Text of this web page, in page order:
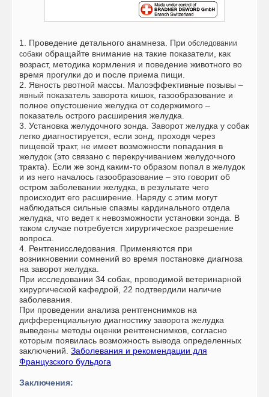
1. Проведение детального анамнеза. При обследовании
собаки обращайте внимание на такие показатели, как
возраст, методика кормления и поведение животного во
время прогулки до и после приема пищи.
2. Явность рвотной массы. Малоэффективные позывы –
явный показатель заворота кишок, газообразование и
полное опустошение желудка от содержимого –
показатель острого расширения желудка.
3. Установка желудочного зонда. Заворот желудка у собак
легко диагностируется, если зонд, проходя через
пищевой тракт, не имеет возможности попадания в
желудок (это связано с перекручиванием желудочного
тракта). Если же зонд каким-то образом попал в желудок
и из него началось газообразование – это говорит об
остром заболевании желудка, в результате чего
происходит его расширение. Наряду с этим могут
наблюдаться сильные спазмы кардинального отдела
желудка, что ведет к невозможности установки зонда. В
таком случае потребуется хирургическое разрешение
вопроса.
4. Рентгенисследования. Применяются при
возникновении сомнений во время постановке диагноза
на заворот желудка.
При исследовании 34 собак, проводимой ветеринарной
хирургической кафедрой, 22 подтвердили наличие
заболевания.
При проведении анализа рентгенснимков на
дифференциальную диагностику заворота желудка
выведены методы оценки рентгенснимков, согласно
которым появилась возможность вывода определенных
заключений. Заболевания и рекомендации для
Французского бульдога
Заключения: